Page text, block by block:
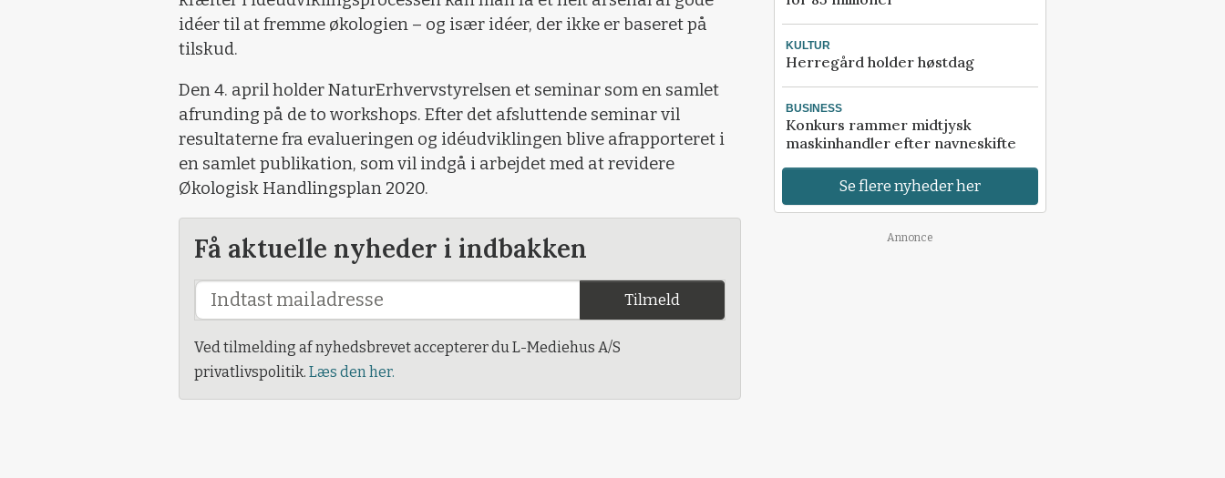
idéer til at fremme økologien – og især idéer, der ikke er baseret på
tilskud.
Den 4. april holder NaturErhvervstyrelsen et seminar som en samlet
afrunding på de to workshops. Efter det afsluttende seminar vil
resultaterne fra evalueringen og idéudviklingen blive afrapporteret i
en samlet publikation, som vil indgå i arbejdet med at revidere
Økologisk Handlingsplan 2020.
Få aktuelle nyheder i indbakken
Tilmeld
Ved tilmelding af nyhedsbrevet accepterer du L-Mediehus A/S
privatlivspolitik. Læs den her.
KULTUR
Herregård holder høstdag
BUSINESS
Konkurs rammer midtjysk
maskinhandler efter navneskifte
Se flere nyheder her
Annonce